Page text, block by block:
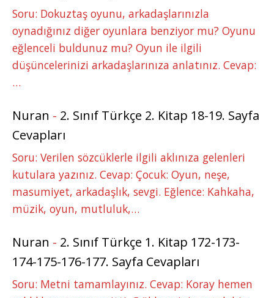
Soru: Dokuztaş oyunu, arkadaşlarınızla
oynadığınız diğer oyunlara benziyor mu? Oyunu
eğlenceli buldunuz mu? Oyun ile ilgili
düşüncelerinizi arkadaşlarınıza anlatınız. Cevap:
…
Nuran - 2. Sınıf Türkçe 2. Kitap 18-19. Sayfa
Cevapları
Soru: Verilen sözcüklerle ilgili aklınıza gelenleri
kutulara yazınız. Cevap: Çocuk: Oyun, neşe,
masumiyet, arkadaşlık, sevgi. Eğlence: Kahkaha,
müzik, oyun, mutluluk,…
Nuran - 2. Sınıf Türkçe 1. Kitap 172-173-
174-175-176-177. Sayfa Cevapları
Soru: Metni tamamlayınız. Cevap: Koray hemen